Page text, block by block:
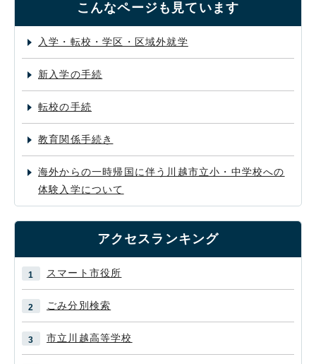
こんなページも見ています
入学・転校・学区・区域外就学
新入学の手続
転校の手続
教育関係手続き
海外からの一時帰国に伴う川越市立小・中学校への
体験入学について
アクセスランキング
スマート市役所
ごみ分別検索
市立川越高等学校